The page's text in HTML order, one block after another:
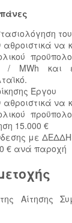
να
/ MWh και
Έργου
να
15.000 €
με
€ ανά παροχή
Αίτησης